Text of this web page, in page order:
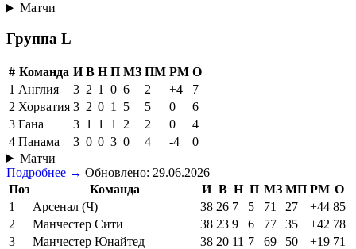
Матчи
Группа L
# Команда И В Н П МЗ ПМ РМ О
1 Англия 3 2 1 0 6 2 +4
7
2 Хорватия 3 2 0 1 5 5 0
6
3 Гана 3 1 1 1 2 2 0
4
4 Панама 3 0 0 3 0 4 -4
0
Матчи
Подробнее → Обновлено: 29.06.2026
Поз
Команда И В Н П МЗ МП РМ О
1
Арсенал (Ч) 38 26 7 5 71 27 +44 85
2
Манчестер Сити 38 23 9 6 77 35 +42 78
3
Манчестер Юнайтед 38 20 11 7 69 50 +19 71